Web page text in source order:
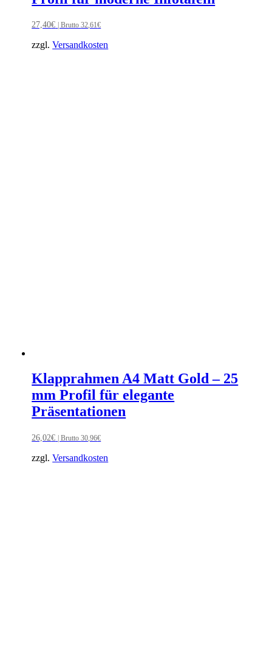
27,40€ | Brutto32,61€
zzgl.Versandkosten
Klapprahmen A4 Matt Gold – 25
mm Profil für elegante
Präsentationen
26,02€ | Brutto30,96€
zzgl.Versandkosten